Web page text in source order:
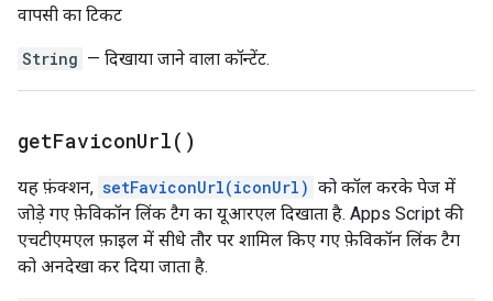
वापसी का टिकट
String — दिखाया जाने वाला कॉन्टेंट.
getFaviconUrl( )
यह फ़ंक्शन, setFaviconUrl(iconUrl) को कॉल करके पेज में
जोड़े गए फ़ेविकॉन लिंक टैग का यूआरएल दिखाता है. Apps Script की
एचटीएमएल फ़ाइल में सीधे तौर पर शामिल किए गए फ़ेविकॉन लिंक टैग
को अनदेखा कर दिया जाता है.